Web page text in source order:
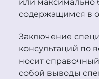
содержащимся в
Заключение
консультаций по
носит
собой выводы